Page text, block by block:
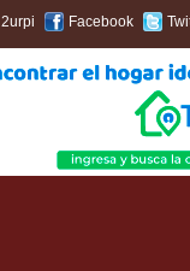
2urpi Facebook